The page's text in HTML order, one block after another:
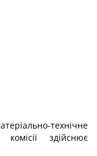
технічне
здійснює